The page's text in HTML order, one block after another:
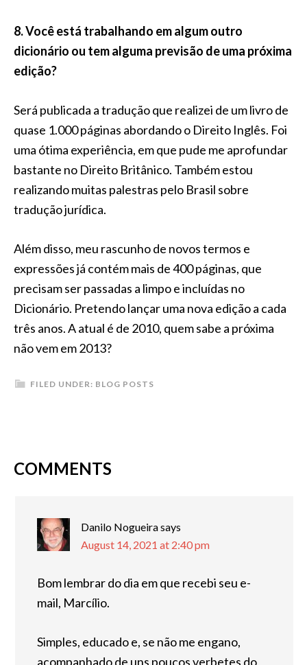
8. Você está trabalhando em algum outro
dicionário ou tem alguma previsão de uma próxima
edição?
Será publicada a tradução que realizei de um livro de
quase 1.000 páginas abordando o Direito Inglês. Foi
uma ótima experiência, em que pude me aprofundar
bastante no Direito Britânico. Também estou
realizando muitas palestras pelo Brasil sobre
tradução jurídica.
Além disso, meu rascunho de novos termos e
expressões já contém mais de 400 páginas, que
precisam ser passadas a limpo e incluídas no
Dicionário. Pretendo lançar uma nova edição a cada
três anos. A atual é de 2010, quem sabe a próxima
não vem em 2013?
FILED UNDER: BLOG POSTS
READER
COMMENTS
Danilo Nogueirasays
August 14, 2021 at 2:40 pm
Bom lembrar do dia em que recebi seu e-
mail, Marcílio.
Simples, educado e, se não me engano,
acompanhado de uns poucos verbetes do